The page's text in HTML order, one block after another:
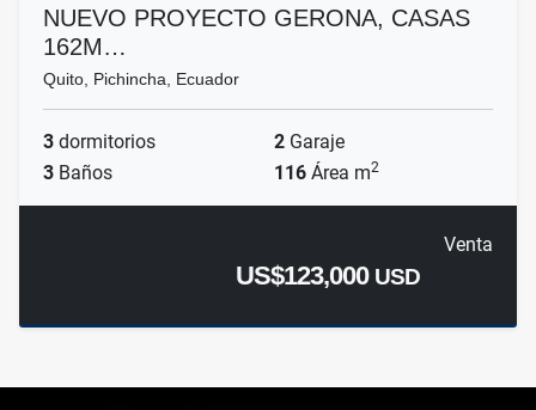
NUEVO PROYECTO GERONA, CASAS
162M…
Quito, Pichincha, Ecuador
3 dormitorios 2 Garaje
3 Baños 116 Área m2
Venta
US$123,000 USD